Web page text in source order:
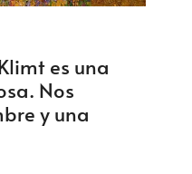
es una
Nos
y una